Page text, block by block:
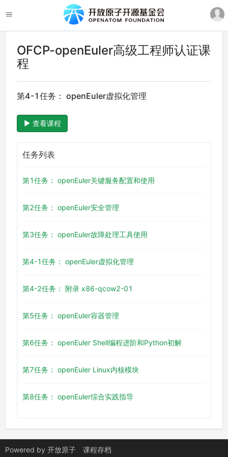
OFCP-openEuler高级工程师认证课
程
第4-1任务： openEuler虚拟化管理
查看课程
任务列表
第1任务： openEuler关键服务配置和使用
第2任务： openEuler安全管理
第3任务： openEuler故障处理工具使用
第4-1任务： openEuler虚拟化管理
第4-2任务： 附录 x86-qcow2-01
第5任务： openEuler容器管理
第6任务： openEuler Shell编程进阶和Python初解
第7任务： openEuler Linux内核模块
第8任务： openEuler综合实践指导
Powered by 开放原子 课程存档